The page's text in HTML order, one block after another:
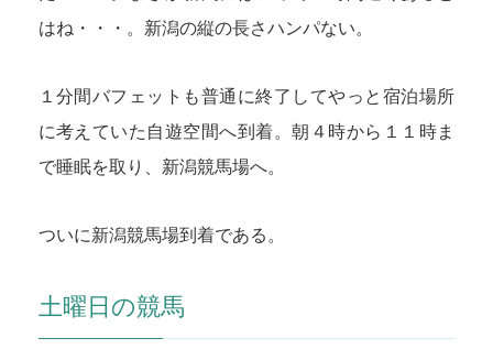
はね・・・。新潟の縦の長さハンパない。
１分間バフェットも普通に終了してやっと宿泊場所
に考えていた自遊空間へ到着。朝４時から１１時ま
で睡眠を取り、新潟競馬場へ。
ついに新潟競馬場到着である。
土曜日の競馬